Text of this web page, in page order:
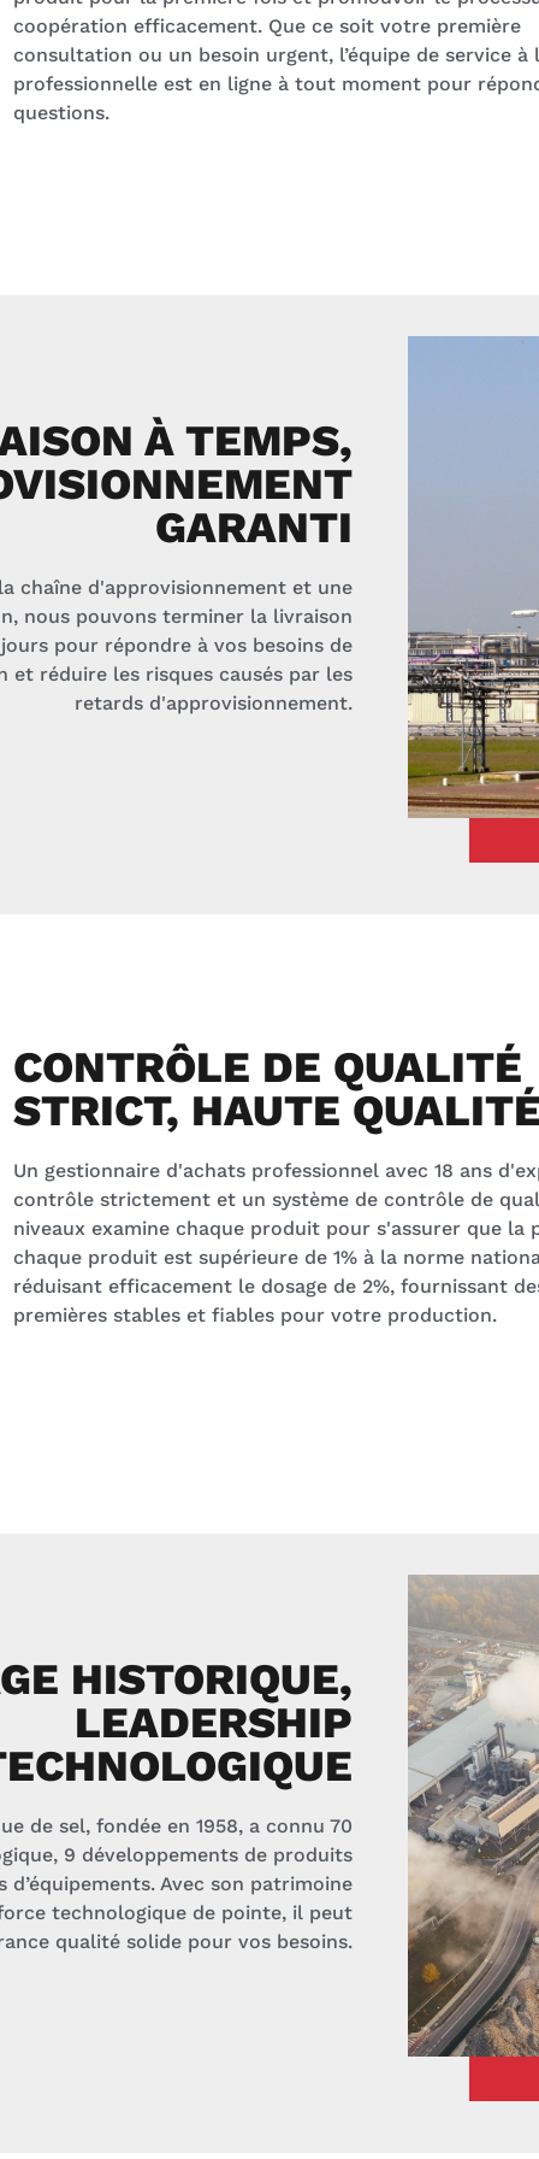
coopération efficacement. Que ce soit votre première
consultation ou un besoin urgent, l’équipe de service à
professionnelle est en ligne à tout moment pour
questions.
À TEMPS,
GARANTI
chaîne d'approvisionnement et une
nous pouvons terminer la livraison
pour répondre à vos besoins de
et réduire les risques causés par les
retards d'approvisionnement.
CONTRÔLE DE QUALITÉ
STRICT, HAUTE
Un gestionnaire d'achats professionnel avec 18 ans
contrôle strictement et un système de contrôle de
niveaux examine chaque produit pour s'assurer que la
chaque produit est supérieure de 1% à la norme
réduisant efficacement le dosage de 2%, fournissant
premières stables et fiables pour votre production.
HISTORIQUE,
LEADERSHIP
de sel, fondée en 1958, a connu 70
9 développements de produits
Avec son patrimoine
technologique de pointe, il peut
qualité solide pour vos besoins.